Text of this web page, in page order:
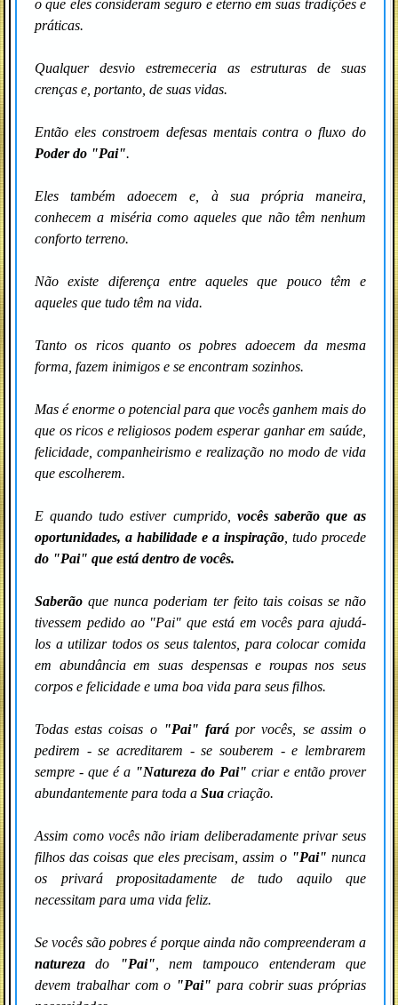
o que eles consideram seguro e eterno em suas tradições e
práticas.
Qualquer desvio estremeceria as estruturas de suas
crenças e, portanto, de suas vidas.
Então eles constroem defesas mentais contra o fluxo do
Poder do "Pai".
Eles também adoecem e, à sua própria maneira,
conhecem a miséria como aqueles que não têm nenhum
conforto terreno.
Não existe diferença entre aqueles que pouco têm e
aqueles que tudo têm na vida.
Tanto os ricos quanto os pobres adoecem da mesma
forma, fazem inimigos e se encontram sozinhos.
Mas é enorme o potencial para que vocês ganhem mais do
que os ricos e religiosos podem esperar ganhar em saúde,
felicidade, companheirismo e realização no modo de vida
que escolherem.
E quando tudo estiver cumprido, vocês saberão que as
oportunidades, a habilidade e a inspiração tudo procede
do "Pai" que está dentro de vocês.
Saberão que nunca poderiam ter feito tais coisas se não
tivessem pedido ao "Pai" que está em vocês para ajudá-
los a utilizar todos os seus talentos, para colocar comida
em abundância em suas despensas e roupas nos seus
corpos e felicidade e uma boa vida para seus filhos.
Todas estas coisas o "Pai" fará por vocês, se assim o
pedirem - se acreditarem - se souberem - e lembrarem
sempre - que é a "Natureza do Pai" criar e então prover
abundantemente para toda a Sua criação.
Assim como vocês não iriam deliberadamente privar seus
filhos das coisas que eles precisam, assim o "Pai" nunca
os privará propositadamente de tudo aquilo que
necessitam para uma vida feliz.
Se vocês são pobres é porque ainda não compreenderam a
natureza do "Pai" , nem tampouco entenderam que
devem trabalhar com o "Pai" para cobrir suas próprias